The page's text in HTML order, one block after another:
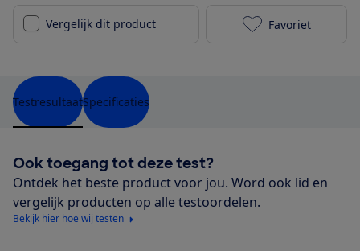
Vergelijk dit product Philips
Favoriet
TestresultaatSpecificaties
Ook toegang tot deze test?
Ontdek het beste product voor jou. Word ook lid en
vergelijk producten op alle testoordelen.
Bekijk hier hoe wij testen